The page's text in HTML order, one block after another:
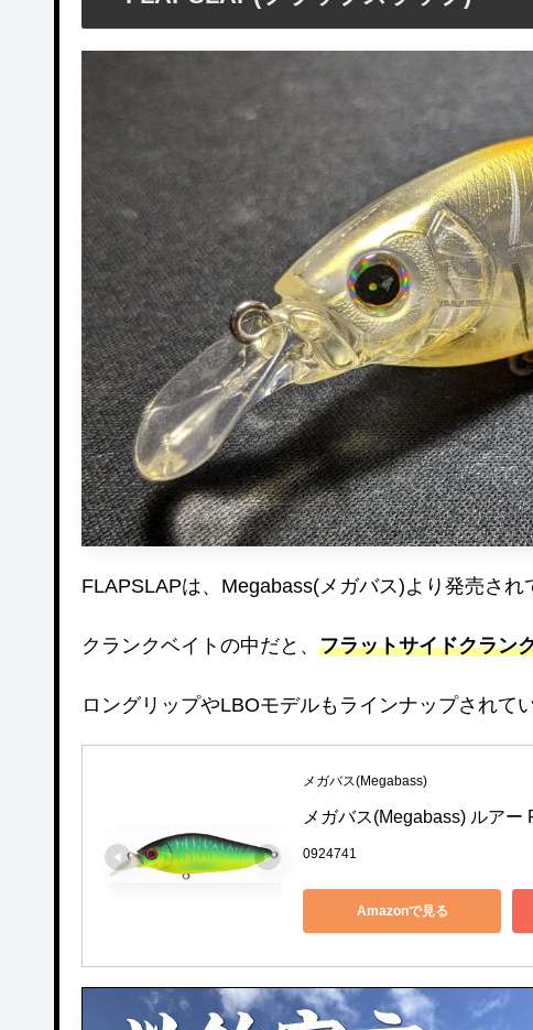
FLAPSLAPは、Megabass(メガバス)より発売され
クランクベイトの中だと、 フラットサイドクラン
ロングリップやLBOモデルもラインナップされてい
メガバス(Megabass)
メガバス(Megabass) ルア
0924741
Amazonで見る